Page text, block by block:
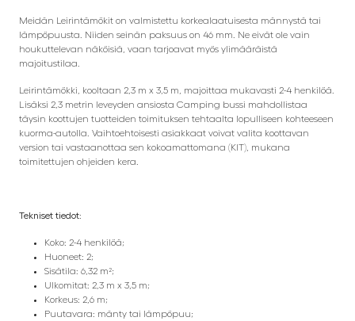
Meidän Leirintämökit on valmistettu korkealaatuisesta männystä tai
lämpöpuusta. Niiden seinän paksuus on 46 mm. Ne eivät ole vain
houkuttelevan näköisiä, vaan tarjoavat myös ylimääräistä
majoitustilaa.
Leirintämökki, kooltaan 2,3 m x 3,5 m, majoittaa mukavasti 2-4 henkilöä.
Lisäksi 2,3 metrin leveyden ansiosta Camping bussi mahdollistaa
täysin koottujen tuotteiden toimituksen tehtaalta lopulliseen kohteeseen
kuorma-autolla. Vaihtoehtoisesti asiakkaat voivat valita koottavan
version tai vastaanottaa sen kokoamattomana (KIT), mukana
toimitettujen ohjeiden kera.
Tekniset tiedot:
Koko: 2-4 henkilöä;
Huoneet: 2;
Sisätila: 6,32 m²;
Ulkomitat: 2,3 m x 3,5 m;
Korkeus: 2,6 m;
Puutavara: mänty tai lämpöpuu;